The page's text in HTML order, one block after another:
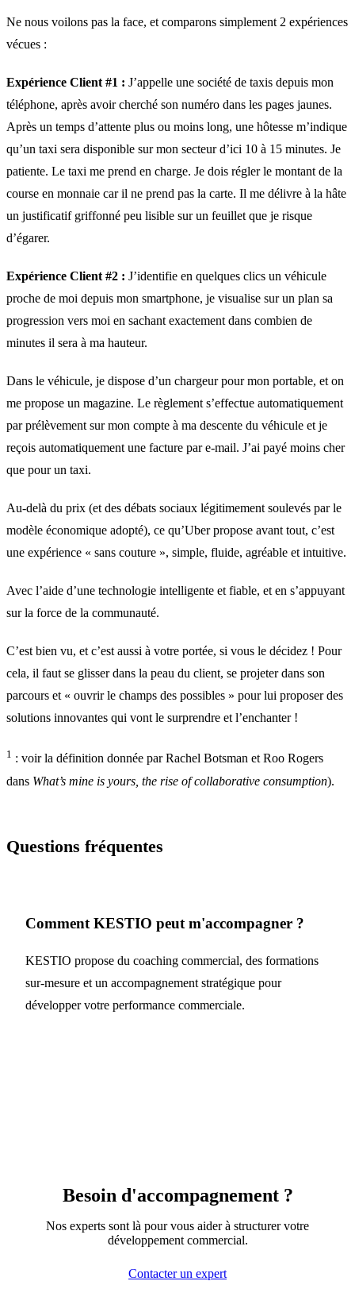
Ne nous voilons pas la face, et comparons simplement 2 expériences
vécues :
Expérience Client #1 : J’appelle une société de taxis depuis mon
téléphone, après avoir cherché son numéro dans les pages jaunes.
Après un temps d’attente plus ou moins long, une hôtesse m’indique
qu’un taxi sera disponible sur mon secteur d’ici 10 à 15 minutes. Je
patiente. Le taxi me prend en charge. Je dois régler le montant de la
course en monnaie car il ne prend pas la carte. Il me délivre à la hâte
un justificatif griffonné peu lisible sur un feuillet que je risque
d’égarer.
Expérience Client #2 : J’identifie en quelques clics un véhicule
proche de moi depuis mon smartphone, je visualise sur un plan sa
progression vers moi en sachant exactement dans combien de
minutes il sera à ma hauteur.
Dans le véhicule, je dispose d’un chargeur pour mon portable, et on
me propose un magazine. Le règlement s’effectue automatiquement
par prélèvement sur mon compte à ma descente du véhicule et je
reçois automatiquement une facture par e-mail. J’ai payé moins cher
que pour un taxi.
Au-delà du prix (et des débats sociaux légitimement soulevés par le
modèle économique adopté), ce qu’Uber propose avant tout, c’est
une expérience « sans couture », simple, fluide, agréable et intuitive.
Avec l’aide d’une technologie intelligente et fiable, et en s’appuyant
sur la force de la communauté.
C’est bien vu, et c’est aussi à votre portée, si vous le décidez ! Pour
cela, il faut se glisser dans la peau du client, se projeter dans son
parcours et « ouvrir le champs des possibles » pour lui proposer des
solutions innovantes qui vont le surprendre et l’enchanter !
1 : voir la définition donnée par Rachel Botsman et Roo Rogers
dans What’s mine is yours, the rise of collaborative consumption).
Questions fréquentes
Comment KESTIO peut m'accompagner ?
KESTIO propose du coaching commercial, des formations
sur-mesure et un accompagnement stratégique pour
développer votre performance commerciale.
Besoin d'accompagnement ?
Nos experts sont là pour vous aider à structurer votre
développement commercial.
Contacter un expert